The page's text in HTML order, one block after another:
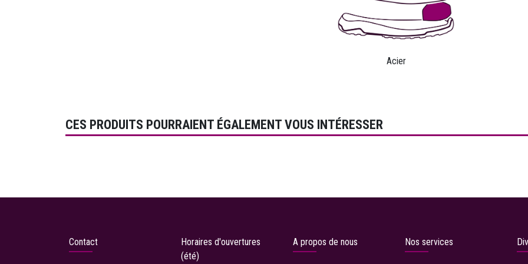
Acier
CES PRODUITS POURRAIENT ÉGALEMENT VOUS INTÉRESSER
Contact
Horaires d'ouvertures
(été)
A propos de nous Nos services